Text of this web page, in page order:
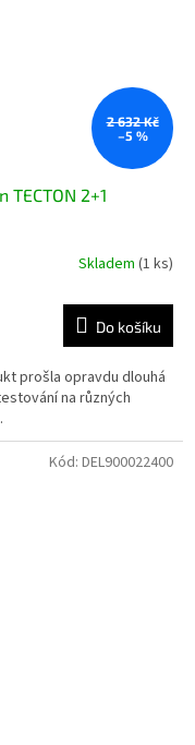
2 632 Kč
–5 %
2+1
Skladem (1 ks)
Do košíku
prošla opravdu dlouhá
na různých
Kód: DEL900022400